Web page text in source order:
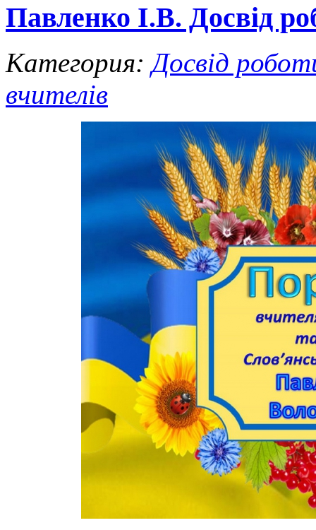
Павленко І.В. Досвід
Категория:Досвід
вчителів